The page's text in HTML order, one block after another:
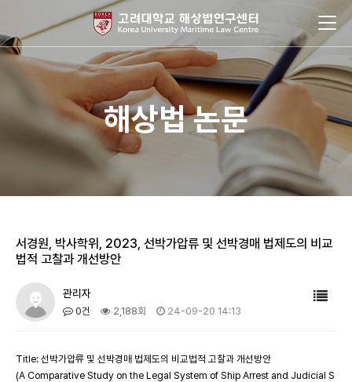
해상법 논문
서경원, 박사학위, 2023, 선박가압류 및 선박경매 법제도의 비교
법적 고찰과 개선방안
관리자
0건 2,188회 24-09-20 14:13
Title: 선박가압류 및 선박경매 법제도의 비교법적 고찰과 개선방안
(A Comparative Study on the Legal System of Ship Arrest and Judicial S